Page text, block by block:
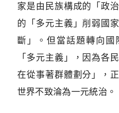
家是由民族構成的「政
的「多元主義」削弱國
斷」。但當話題轉向
「多元主義」，因為各
在從事著群體劃分」，
世界不致淪為一元統治。